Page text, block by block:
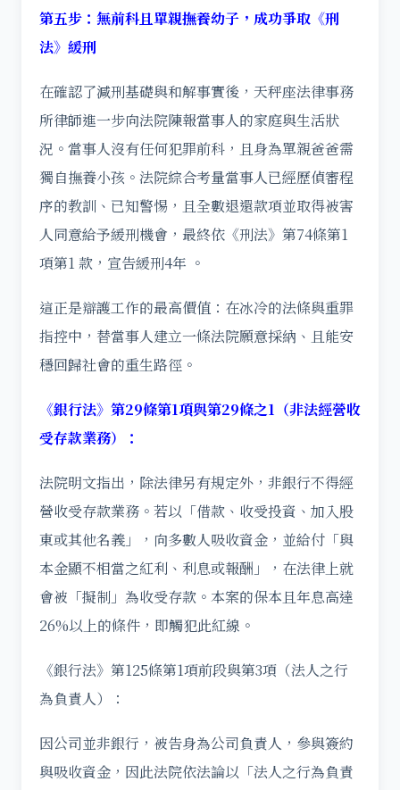
第五步：無前科且單親撫養幼子，成功爭取《刑
法》緩刑
在確認了減刑基礎與和解事實後，天秤座法律事務
所律師進一步向法院陳報當事人的家庭與生活狀
況。當事人沒有任何犯罪前科，且身為單親爸爸需
獨自撫養小孩。法院綜合考量當事人已經歷偵審程
序的教訓、已知警惕，且全數退還款項並取得被害
人同意給予緩刑機會，最終依《刑法》第74條第1
項第1 款，宣告緩刑4年 。
這正是辯護工作的最高價值：在冰冷的法條與重罪
指控中，替當事人建立一條法院願意採納、且能安
穩回歸社會的重生路徑。
《銀行法》第29條第1項與第29條之1（非法經營收
受存款業務）：
法院明文指出，除法律另有規定外，非銀行不得經
營收受存款業務。若以「借款、收受投資、加入股
東或其他名義」，向多數人吸收資金，並給付「與
本金顯不相當之紅利、利息或報酬」，在法律上就
會被「擬制」為收受存款。本案的保本且年息高達
26%以上的條件，即觸犯此紅線。
《銀行法》第125條第1項前段與第3項（法人之行
為負責人）：
因公司並非銀行，被告身為公司負責人，參與簽約
與吸收資金，因此法院依法論以「法人之行為負責